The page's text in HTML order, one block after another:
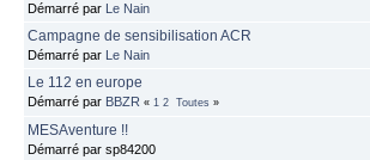
Démarré par Le Nain
Campagne de sensibilisation ACR
Démarré par Le Nain
Le 112 en europe
Démarré par BBZR « 1 2 Toutes »
MESAventure !!
Démarré par sp84200